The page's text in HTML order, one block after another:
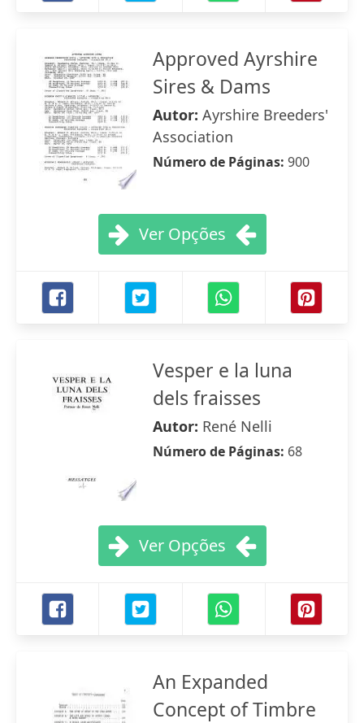
Approved Ayrshire
Sires & Dams
Autor: Ayrshire Breeders'
Association
Número de Páginas: 900
Ver Opções
Vesper e la luna
dels fraisses
Autor: René Nelli
Número de Páginas: 68
Ver Opções
An Expanded
Concept of Timbre